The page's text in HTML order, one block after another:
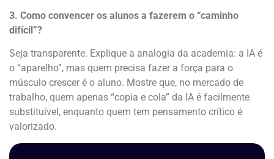
3. Como convencer os alunos a fazerem o “caminho
difícil”?
Seja transparente. Explique a analogia da academia: a IA é
o “aparelho”, mas quem precisa fazer a força para o
músculo crescer é o aluno. Mostre que, no mercado de
trabalho, quem apenas “copia e cola” da IA é facilmente
substituível, enquanto quem tem pensamento crítico é
valorizado.